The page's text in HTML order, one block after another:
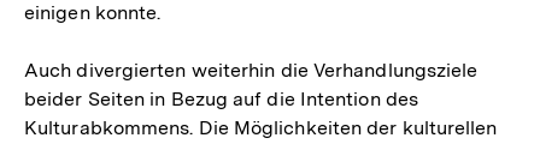
einigen konnte.
Auch divergierten weiterhin die Verhandlungsziele
beider Seiten in Bezug auf die Intention des
Kulturabkommens. Die Möglichkeiten der kulturellen